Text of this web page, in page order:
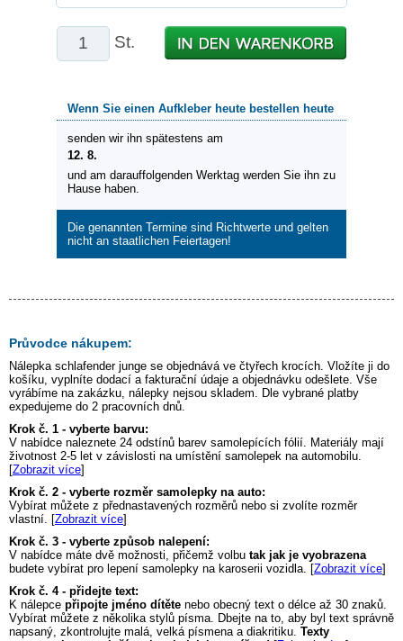
St.
Wenn Sie einen Aufkleber heute bestellen heute
senden wir ihn spätestens am
12. 8.
und am darauffolgenden Werktag werden Sie ihn zu
Hause haben.
Die genannten Termine sind Richtwerte und gelten
nicht an staatlichen Feiertagen!
Průvodce nákupem:
Nálepka schlafender junge se objednává ve čtyřech krocích. Vložíte ji do
košíku, vyplníte dodací a fakturační údaje a objednávku odešlete. Vše
vyrábíme na zakázku, nálepky nejsou skladem. Dle vybrané platby
expedujeme do 2 pracovních dnů.
Krok č. 1 - vyberte barvu:
V nabídce naleznete 24 odstínů barev samolepících fólií. Materiály mají
životnost 2-5 let v závislosti na umístění samolepek na automobilu.
[Zobrazit více]
Krok č. 2 - vyberte rozměr samolepky na auto:
Vybírat můžete z přednastavených rozměrů nebo si zvolíte rozměr
vlastní. [Zobrazit více]
Krok č. 3 - vyberte způsob nalepení:
V nabídce máte dvě možnosti, přičemž volbu tak jak je vyobrazena
budete vybírat pro lepení samolepky na karoserii vozidla. [Zobrazit více]
Krok č. 4 - přidejte text:
K nálepce připojte jméno dítěte nebo obecný text o délce až 30 znaků.
Vybírat můžete z několika stylů písma. Dbejte na to, aby byl text správně
napsaný, zkontrolujte malá, velká písmena a diakritiku. Texty